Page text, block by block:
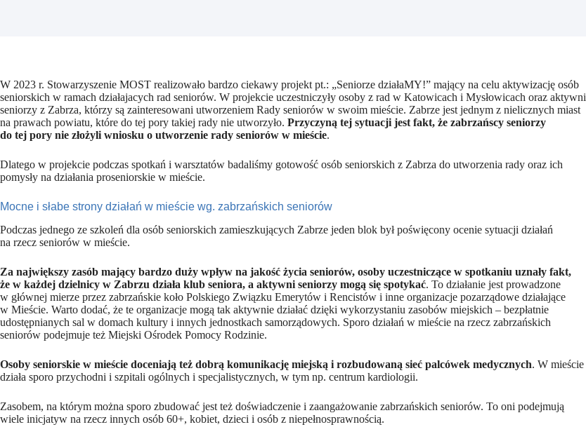
W 2023 r. Stowarzyszenie MOST realizowało bardzo ciekawy projekt pt.: „Seniorze działaMY!” mający na celu aktywizację osób
seniorskich w ramach działajacych rad seniorów. W projekcie uczestniczyły osoby z rad w Katowicach i Mysłowicach oraz aktywni
seniorzy z Zabrza, którzy są zainteresowani utworzeniem Rady seniorów w swoim mieście. Zabrze jest jednym z nielicznych miast
na prawach powiatu, które do tej pory takiej rady nie utworzyło. Przyczyną tej sytuacji jest fakt, że zabrzańscy seniorzy
do tej pory nie złożyli wniosku o utworzenie rady seniorów w mieście.
Dlatego w projekcie podczas spotkań i warsztatów badaliśmy gotowość osób seniorskich z Zabrza do utworzenia rady oraz ich
pomysły na działania proseniorskie w mieście.
Mocne i słabe strony działań w mieście wg. zabrzańskich seniorów
Podczas jednego ze szkoleń dla osób seniorskich zamieszkujących Zabrze jeden blok był poświęcony ocenie sytuacji działań
na rzecz seniorów w mieście.
Za największy zasób mający bardzo duży wpływ na jakość życia seniorów, osoby uczestniczące w spotkaniu uznały fakt,
że w każdej dzielnicy w Zabrzu działa klub seniora, a aktywni seniorzy mogą się spotykać. To działanie jest prowadzone
w głównej mierze przez zabrzańskie koło Polskiego Związku Emerytów i Rencistów i inne organizacje pozarządowe działające
w Mieście. Warto dodać, że te organizacje mogą tak aktywnie działać dzięki wykorzystaniu zasobów miejskich – bezpłatnie
udostępnianych sal w domach kultury i innych jednostkach samorządowych. Sporo działań w mieście na rzecz zabrzańskich
seniorów podejmuje też Miejski Ośrodek Pomocy Rodzinie.
Osoby seniorskie w mieście doceniają też dobrą komunikację miejską i rozbudowaną sieć palcówek medycznych. W mieście
działa sporo przychodni i szpitali ogólnych i specjalistycznych, w tym np. centrum kardiologii.
Zasobem, na którym można sporo zbudować jest też doświadczenie i zaangażowanie zabrzańskich seniorów. To oni podejmują
wiele inicjatyw na rzecz innych osób 60+, kobiet, dzieci i osób z niepełnosprawnością.